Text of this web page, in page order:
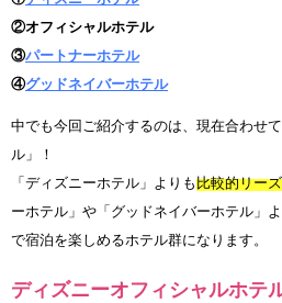
②オフィシャルホテル
③パートナーホテル
④グッドネイバーホテル
中でも今回ご紹介するのは、現在合わせ
ル」！
「ディズニーホテル」よりも比較的リー
ーホテル」や「グッドネイバーホテル」
で宿泊を楽しめるホテル群になります。
ディズニーオフィシャルホテ